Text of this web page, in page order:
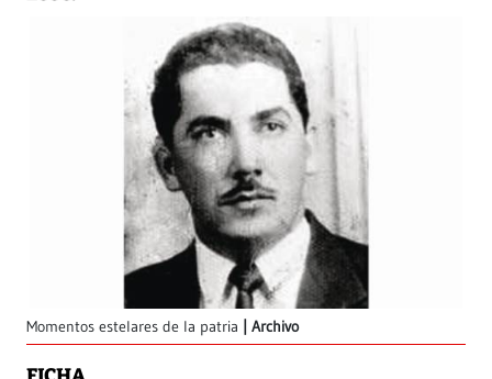
Momentos estelares de la patria Archivo